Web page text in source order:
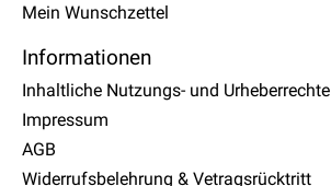
Mein Wunschzettel
Informationen
Inhaltliche Nutzungs- und Urheberrechte
Impressum
AGB
Widerrufsbelehrung & Vetragsrücktritt